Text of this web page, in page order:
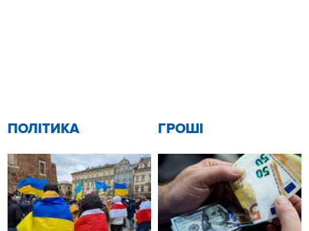
ПОЛІТИКА ГРОШІ